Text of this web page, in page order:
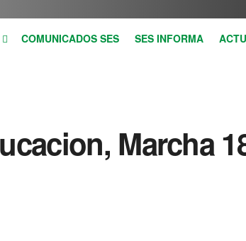
COMUNICADOS SES SES INFORMA
Marcha